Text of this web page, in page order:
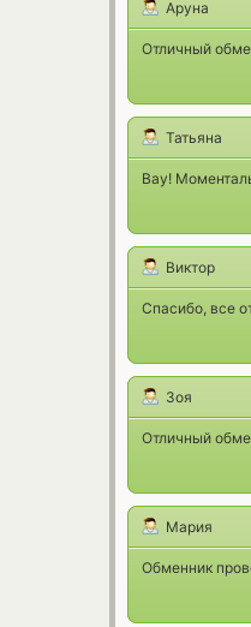
Аруна
Отличный
Татьяна
Вау!
Виктор
Спасибо, все
Зоя
Отличный
Мария
Обменник